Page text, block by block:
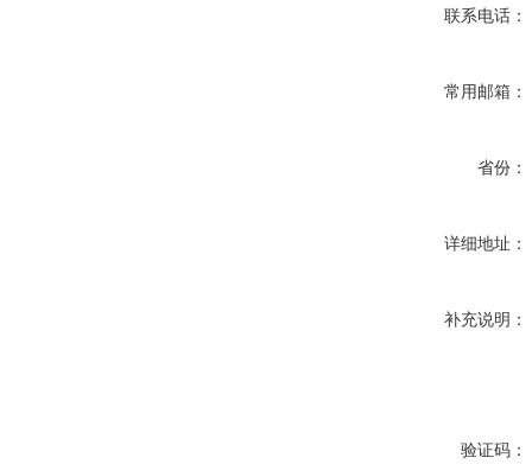
联系电话：
常用邮箱：
省份：
详细地址：
补充说明：
验证码：